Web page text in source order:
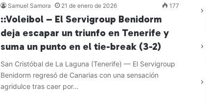
Samuel Samora 21 de enero de 2026 177
::Voleibol – El Servigroup Benidorm
deja escapar un triunfo en Tenerife y
suma un punto en el tie-break (3-2)
San Cristóbal de La Laguna (Tenerife) — El Servigroup
Benidorm regresó de Canarias con una sensación
agridulce tras caer por…